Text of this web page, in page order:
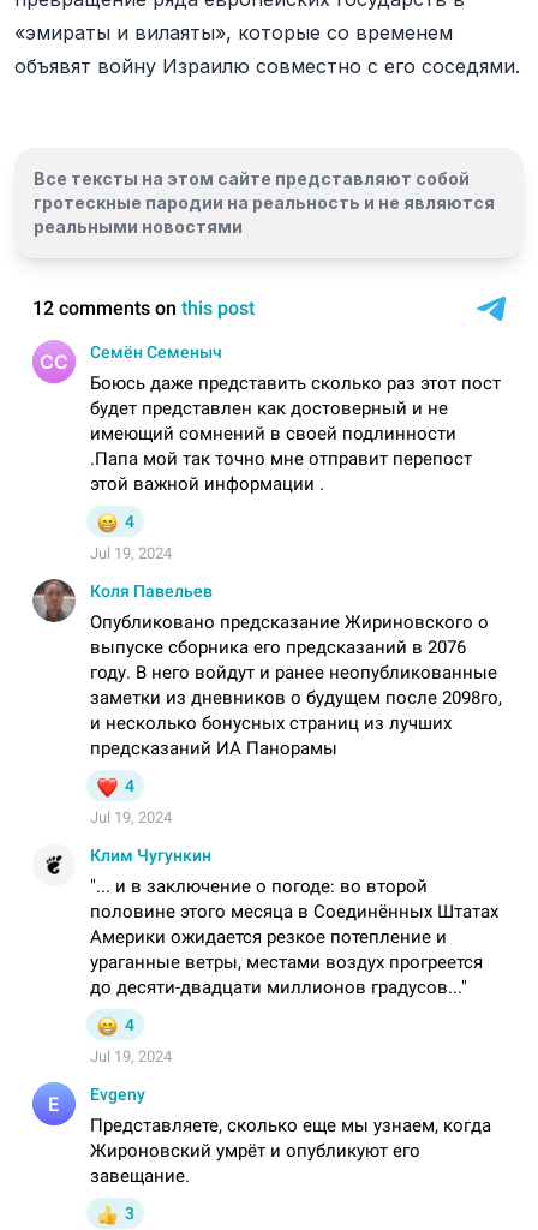
«эмираты и вилаяты», которые со временем
объявят войну Израилю совместно с его соседями.
Все тексты на этом сайте представляют собой
гротескные пародии на реальность и не являются
реальными новостями